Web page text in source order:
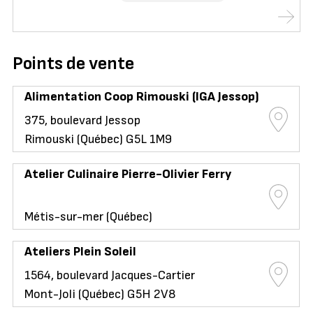
Points de vente
Alimentation Coop Rimouski (IGA Jessop)
375, boulevard Jessop
Rimouski (Québec) G5L 1M9
Atelier Culinaire Pierre-Olivier Ferry
Métis-sur-mer (Québec)
Ateliers Plein Soleil
1564, boulevard Jacques-Cartier
Mont-Joli (Québec) G5H 2V8